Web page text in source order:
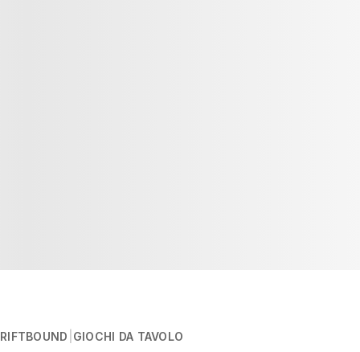
RIFTBOUND GIOCHI DA TAVOLO